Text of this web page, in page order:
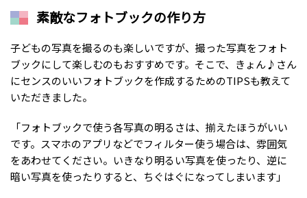
素敵なフォトブックの作り方
子どもの写真を撮るのも楽しいですが、撮った写真をフォト
ブックにして楽しむのもおすすめです。そこで、きょん♪さん
にセンスのいいフォトブックを作成するためのTIPSも教えて
いただきました。
「フォトブックで使う各写真の明るさは、揃えたほうがいい
です。スマホのアプリなどでフィルター使う場合は、雰囲気
をあわせてください。いきなり明るい写真を使ったり、逆に
暗い写真を使ったりすると、ちぐはぐになってしまいます」